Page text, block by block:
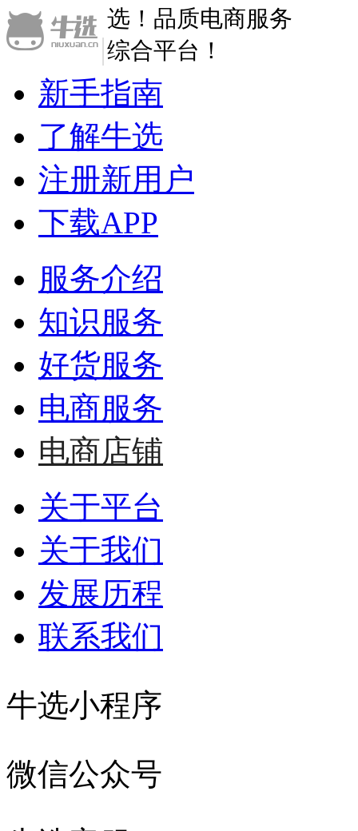
|
新手指南
了解牛选
注册新用户
下载APP
服务介绍
知识服务
好货服务
电商服务
电商店铺
关于平台
关于我们
发展历程
联系我们
牛选小程序
微信公众号